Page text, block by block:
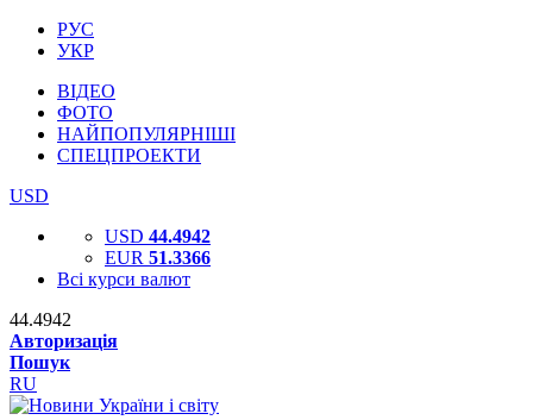
РУС
УКР
ВІДЕО
ФОТО
НАЙПОПУЛЯРНІШІ
СПЕЦПРОЕКТИ
USD
USD 44.4942
EUR 51.3366
Всі курси валют
44.4942
Авторизація
Пошук
RU